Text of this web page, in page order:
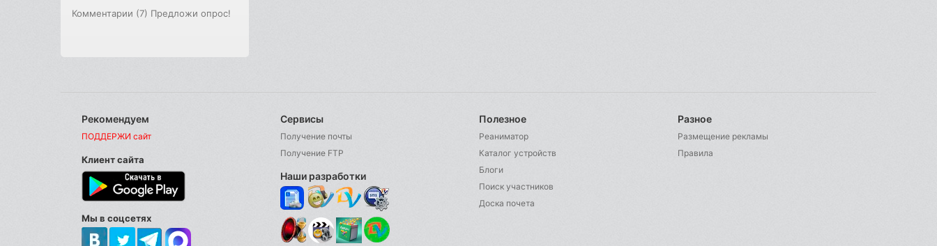
Комментарии (7) Предложи опрос!
Рекомендуем
ПОДДЕРЖИ сайт
Клиент сайта
Мы в соцсетях
Сервисы
Получение почты
Получение FTP
Наши разработки
Полезное
Реаниматор
Каталог устройств
Блоги
Поиск участников
Доска почета
Разное
Размещение рекламы
Правила